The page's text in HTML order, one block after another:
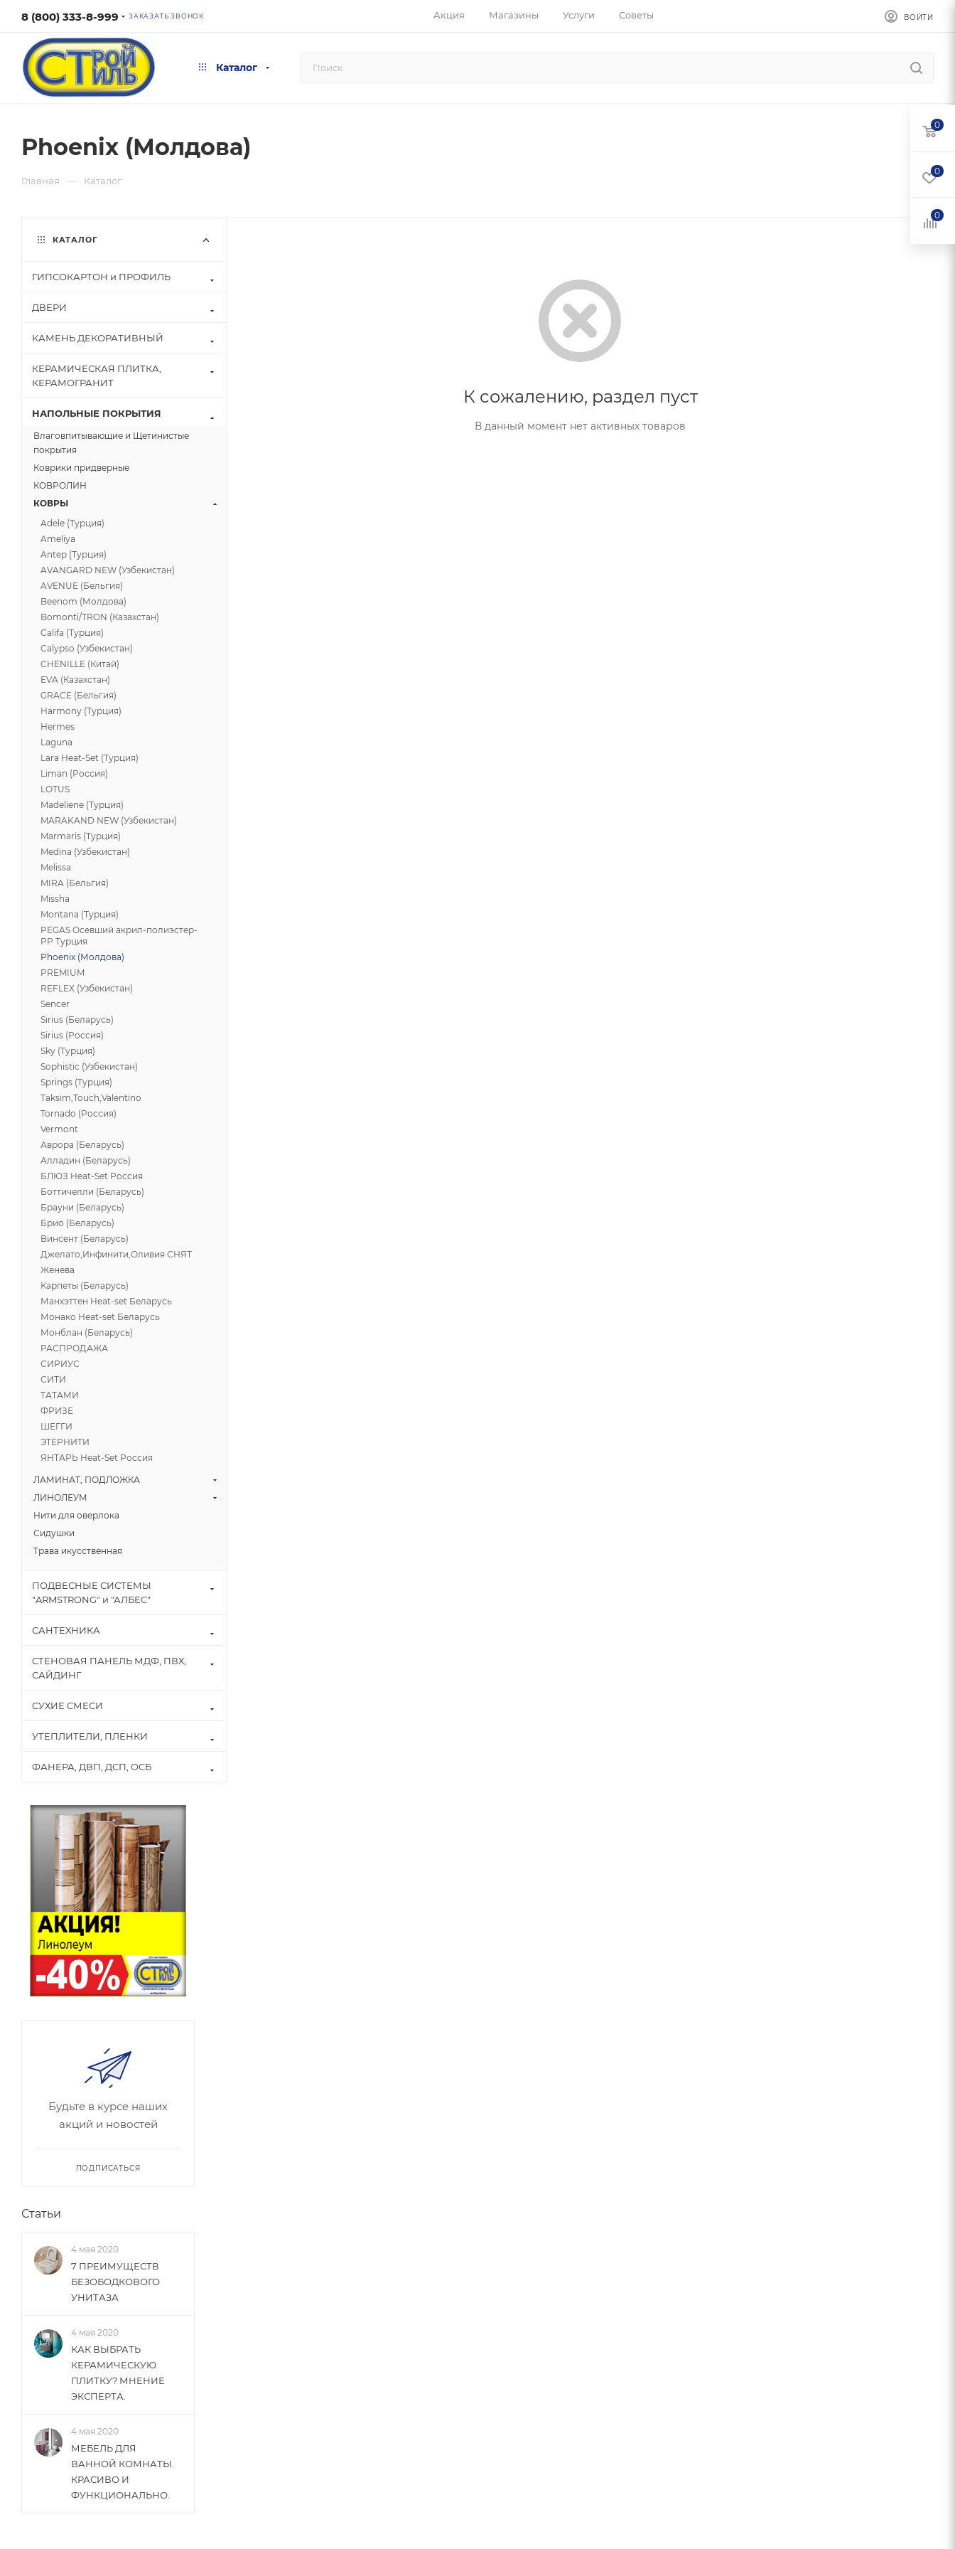
8 (800) 333-8-999 ЗАКАЗАТЬ ЗВОНОК Акция Магазины Услуги Советы ВОЙТИ
Каталог
Phoenix (Молдова)
Главная — Каталог
К сожалению, раздел пуст
В данный момент нет активных товаров
КАТАЛОГ
ГИПСОКАРТОН и ПРОФИЛЬ
ДВЕРИ
КАМЕНЬ ДЕКОРАТИВНЫЙ
КЕРАМИЧЕСКАЯ ПЛИТКА,
КЕРАМОГРАНИТ
НАПОЛЬНЫЕ ПОКРЫТИЯ
Влаговпитывающие и Щетинистые
покрытия
Коврики придверные
КОВРОЛИН
КОВРЫ
Adele (Турция)
Ameliya
Antep (Турция)
AVANGARD NEW (Узбекистан)
AVENUE (Бельгия)
Beenom (Молдова)
Bomonti/TRON (Казахстан)
Califa (Турция)
Calypso (Узбекистан)
CHENILLE (Китай)
EVA (Казахстан)
GRACE (Бельгия)
Harmony (Турция)
Hermes
Laguna
Lara Heat-Set (Турция)
Liman (Россия)
LOTUS
Madeliene (Турция)
MARAKAND NEW (Узбекистан)
Marmaris (Турция)
Medina (Узбекистан)
Melissa
MIRA (Бельгия)
Missha
Montana (Турция)
PEGAS Осевший акрил-полиэстер-
PP Турция
Phoenix (Молдова)
PREMIUM
REFLEX (Узбекистан)
Sencer
Sirius (Беларусь)
Sirius (Россия)
Sky (Турция)
Sophistic (Узбекистан)
Springs (Турция)
Taksim,Touch,Valentino
Tornado (Россия)
Vermont
Аврора (Беларусь)
Алладин (Беларусь)
БЛЮЗ Heat-Set Россия
Боттичелли (Беларусь)
Брауни (Беларусь)
Брио (Беларусь)
Винсент (Беларусь)
Джелато,Инфинити,Оливия СНЯТ
Женева
Карпеты (Беларусь)
Манхэттен Heat-set Беларусь
Монако Heat-set Беларусь
Монблан (Беларусь)
РАСПРОДАЖА
СИРИУС
СИТИ
ТАТАМИ
ФРИЗЕ
ШЕГГИ
ЭТЕРНИТИ
ЯНТАРЬ Heat-Set Россия
ЛАМИНАТ, ПОДЛОЖКА
ЛИНОЛЕУМ
Нити для оверлока
Сидушки
Трава икусственная
ПОДВЕСНЫЕ СИСТЕМЫ
"ARMSTRONG" и "АЛБЕС"
САНТЕХНИКА
СТЕНОВАЯ ПАНЕЛЬ МДФ, ПВХ,
САЙДИНГ
СУХИЕ СМЕСИ
УТЕПЛИТЕЛИ, ПЛЕНКИ
ФАНЕРА, ДВП, ДСП, ОСБ
Будьте в курсе наших
акций и новостей
ПОДПИСАТЬСЯ
Статьи
4 мая 2020
7 ПРЕИМУЩЕСТВ
БЕЗОБОДКОВОГО
УНИТАЗА
4 мая 2020
КАК ВЫБРАТЬ
КЕРАМИЧЕСКУЮ
ПЛИТКУ? МНЕНИЕ
ЭКСПЕРТА.
4 мая 2020
МЕБЕЛЬ ДЛЯ
ВАННОЙ КОМНАТЫ.
КРАСИВО И
ФУНКЦИОНАЛЬНО.
0
0
0